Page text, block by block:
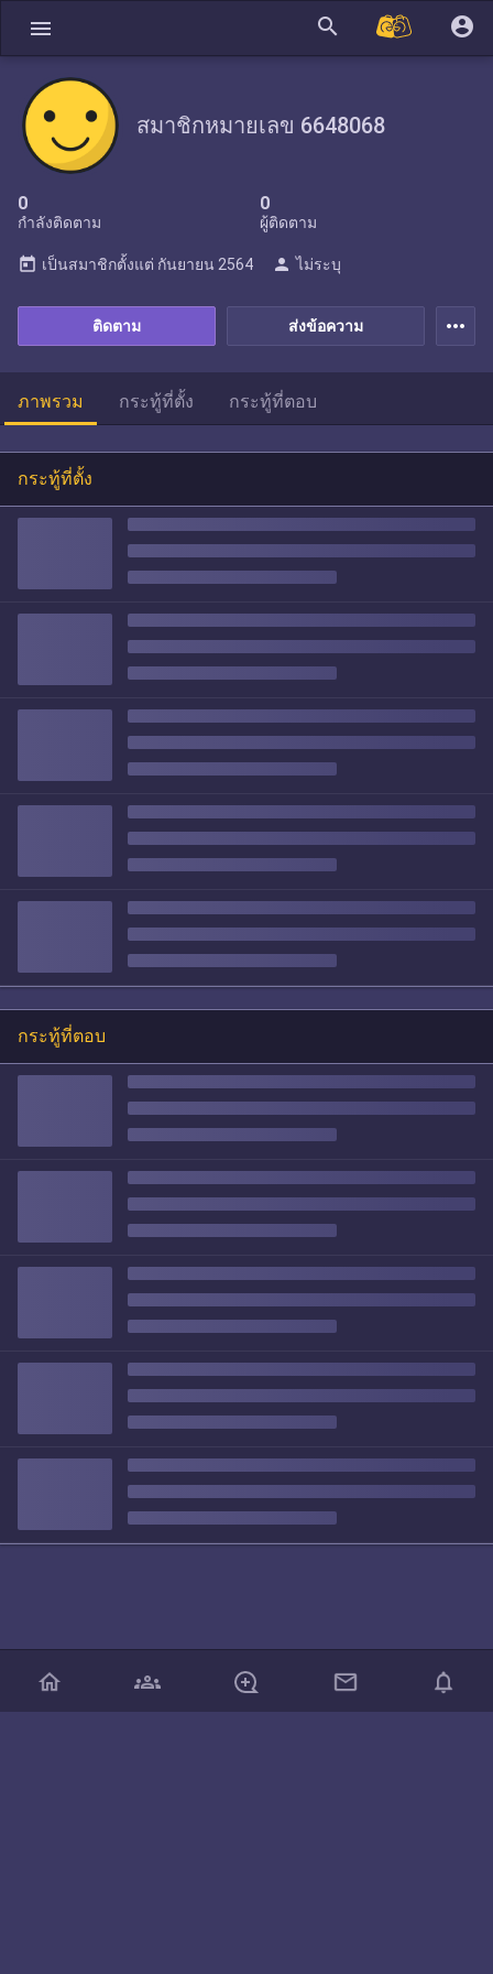
menu search account_circle
สมาชิกหมายเลข 6648068
0
กำลังติดตาม
0
ผู้ติดตาม
ส่งข้อความ
ติดตาม
today เป็นสมาชิกตั้งแต่ กันยายน 2564 person ไม่ระบุ
more_horiz
ภาพรวม กระทู้ที่ตั้ง กระทู้ที่ตอบ
กระทู้ที่ตั้ง
กระทู้ที่ตอบ